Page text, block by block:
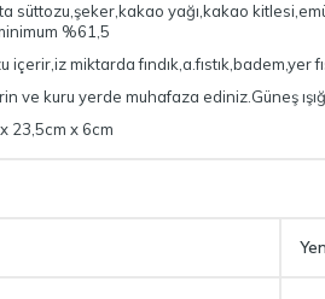
süttozu,şeker,kakao yağı,kakao
%61,5
içerir,iz miktarda fındık,a.fıstık,badem,yer
ve kuru yerde muhafaza ediniz.Güneş
23,5cm x 6cm